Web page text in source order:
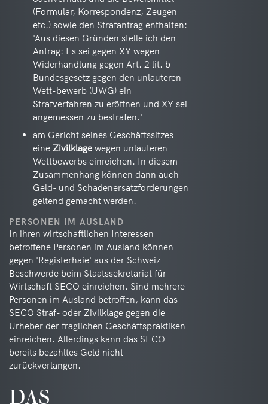
(Formular, Korrespondenz, Zeugen
etc.) sowie den Strafantrag enthalten:
'Aus diesen Gründen stelle ich den
Antrag: Es sei gegen XY wegen
Widerhandlung gegen Art. 2 lit. b
Bundesgesetz gegen den unlauteren
Wett-bewerb (UWG) ein
Strafverfahren zu eröffnen und XY sei
angemessen zu bestrafen.'
am Gericht seines Geschäftssitzes
eine Zivilklage wegen unlauteren
Wettbewerbs einreichen. In diesem
Zusammenhang können dann auch
Geld- und Schadenersatzforderungen
geltend gemacht werden.
PERSONEN IM AUSLAND
In ihren wirtschaftlichen Interessen
betroffene Personen im Ausland können
gegen 'Registerhaie' aus der Schweiz
Beschwerde beim Staatssekretariat für
Wirtschaft SECO einreichen. Sind mehrere
Personen im Ausland betroffen, kann das
SECO Straf- oder Zivilklage gegen die
Urheber der fraglichen Geschäftspraktiken
einreichen. Allerdings kann das SECO
bereits bezahltes Geld nicht
zurückverlangen.
DAS